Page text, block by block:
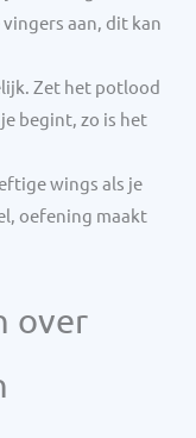
aan, dit kan
Zet het potlood
begint, zo is het
wings als je
oefening maakt
over